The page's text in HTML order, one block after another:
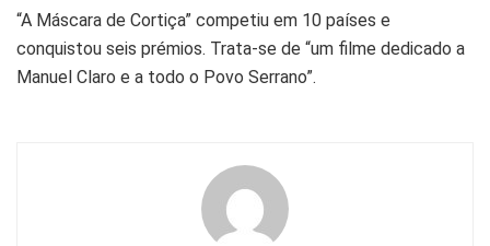
“A Máscara de Cortiça” competiu em 10 países e
conquistou seis prémios. Trata-se de “um filme dedicado a
Manuel Claro e a todo o Povo Serrano”.